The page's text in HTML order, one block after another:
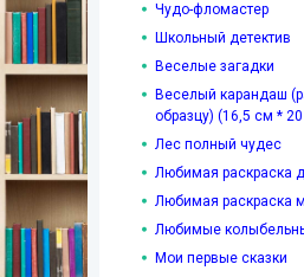
Чудо-фломастер
Школьный детектив
Веселые загадки
Веселый карандаш
образцу) (16,5 см *
Лес полный чудес
Любимая раскраска
Любимая раскраска
Любимые
Мои первые сказки